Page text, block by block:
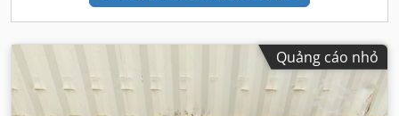
Quảng cáo nhỏ